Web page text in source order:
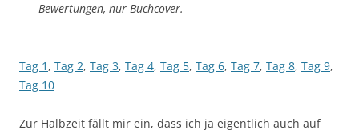
Bewertungen, nur Buchcover.
Tag 1 , Tag 2, Tag 3, Tag 4, Tag 5, Tag 6, Tag 7, Tag 8, Tag 9,
Tag 10
Zur Halbzeit fällt mir ein, dass ich ja eigentlich auch auf